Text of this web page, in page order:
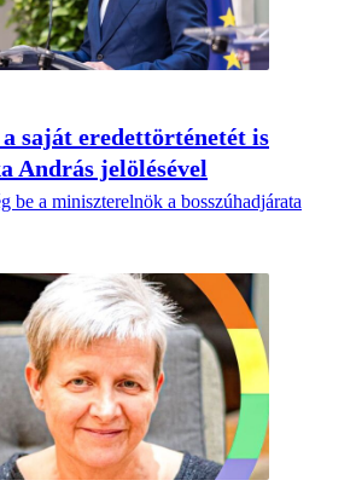
saját eredettörténetét is
András jelölésével
be a miniszterelnök a bosszúhadjárata